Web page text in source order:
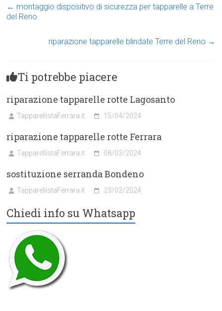
← montaggio dispositivo di sicurezza per tapparelle a Terre
del Reno
riparazione tapparelle blindate Terre del Reno →
Ti potrebbe piacere
riparazione tapparelle rotte Lagosanto
TapparellistaFerrara.it 15/04/2024
riparazione tapparelle rotte Ferrara
TapparellistaFerrara.it 08/03/2024
sostituzione serranda Bondeno
TapparellistaFerrara.it 23/02/2024
Chiedi info su Whatsapp